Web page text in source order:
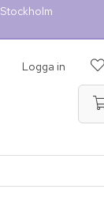
Logga in